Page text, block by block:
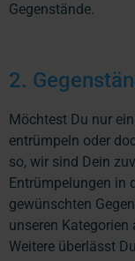
Gegenstände.
2.
Möchtest Du nur
entrümpeln oder
so, wir sind Dein
Entrümpelungen in
gewünschten
unseren
Weitere überlässt